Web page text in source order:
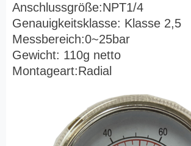
Anschlussgröße:NPT1/4
Genauigkeitsklasse: Klasse 2,5
Messbereich:0~25bar
Gewicht: 110g netto
Montageart:Radial